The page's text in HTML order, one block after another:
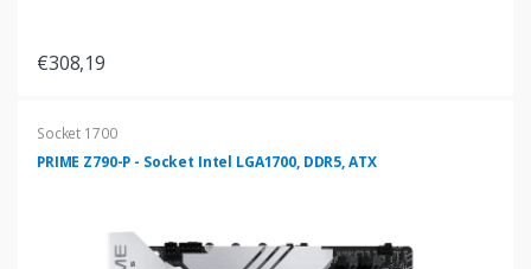
€308,19
Socket 1700
PRIME Z790-P - Socket Intel LGA1700, DDR5, ATX